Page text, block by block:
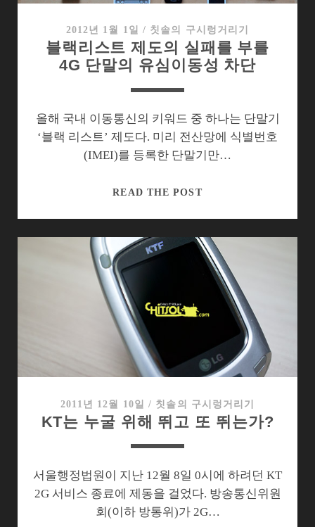
MWC
에
서
까?
2012년 1월 1일 / 칫솔의 구시렁거리기
블랙리스트 제도의 실패를 부를
4G 단말의 유심이동성 차단
올해 국내 이동통신의 키워드 중 하나는 단말기
‘블랙 리스트’ 제도다. 미리 전산망에 식별번호
(IMEI)를 등록한 단말기만…
READ THE POST블
스
트
의
패
를
를
4G
의
유
심
2011년 12월 10일 / 칫솔의 구시렁거리기
KT는 누굴 위해 뛰고 또 뛰는가?
서울행정법원이 지난 12월 8일 0시에 하려던 KT
2G 서비스 종료에 제동을 걸었다. 방송통신위원
회(이하 방통위)가 2G…